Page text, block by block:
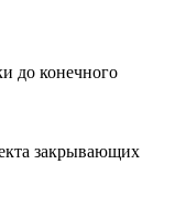
до конечного
закрывающих